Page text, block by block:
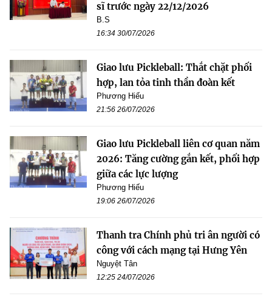
sĩ trước ngày 22/12/2026
B.S
16:34 30/07/2026
Giao lưu Pickleball: Thắt chặt phối
hợp, lan tỏa tinh thần đoàn kết
Phương Hiếu
21:56 26/07/2026
Giao lưu Pickleball liên cơ quan năm
2026: Tăng cường gắn kết, phối hợp
giữa các lực lượng
Phương Hiếu
19:06 26/07/2026
Thanh tra Chính phủ tri ân người có
công với cách mạng tại Hưng Yên
Nguyệt Tân
12:25 24/07/2026